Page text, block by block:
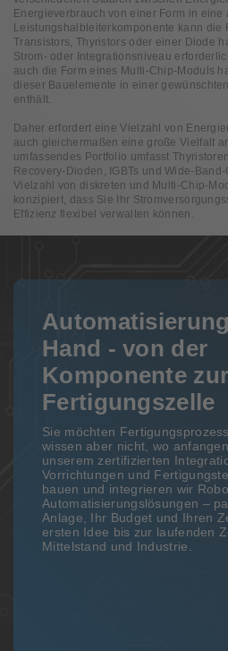
Energieverbrauch von einer Form in
Leistungshalbleiterkomponente kann die
Transistors, Thyristors oder einer Diode
Strom- oder Integrationsniveau
auch die Form eines Multi-Chip-Moduls
dieser Bauelemente in einer
enthält.
Daher erfordert eine Vielzahl von
auch gleichermaßen eine große Vielfalt
umfassendes Portfolio umfasst
Recovery-Dioden, IGBTs und Wide-
Vielzahl von diskreten und Multi-Chip-
konzipiert, dass Sie Ihr
Effizienz flexibel verwalten können.
Hand - von der
Komponente zur
Fertigungszelle
Sie möchten
wissen aber nicht, wo
unserem zertifizierten
Vorrichtungen und
bauen und integrieren wir
Automatisierungslösungen –
Anlage, Ihr Budget und Ihren
ersten Idee bis zur laufenden
Mittelstand und Industrie.